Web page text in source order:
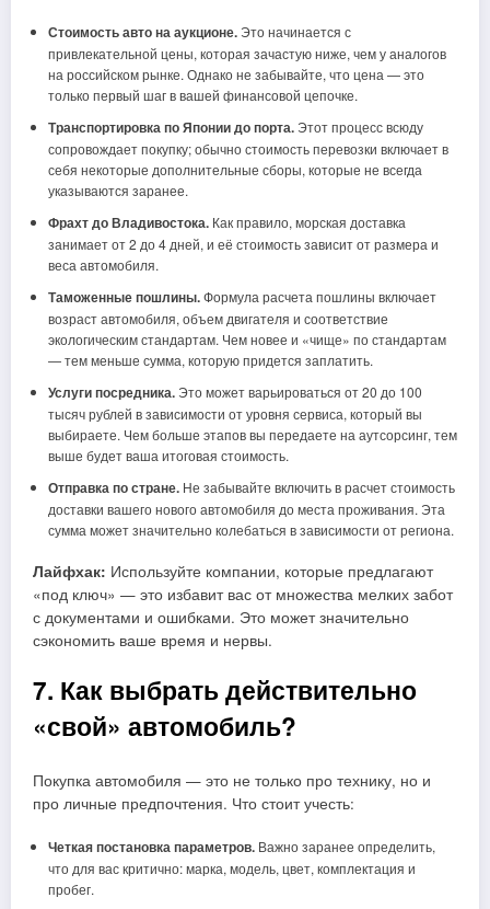
Стоимость авто на аукционе.Это начинается с
привлекательной цены, которая зачастую ниже, чем у аналогов
на российском рынке. Однако не забывайте, что цена — это
только первый шаг в вашей финансовой цепочке.
Транспортировка по Японии до порта.Этот процесс всюду
сопровождает покупку; обычно стоимость перевозки включает в
себя некоторые дополнительные сборы, которые не всегда
указываются заранее.
Фрахт до Владивостока.Как правило, морская доставка
занимает от 2 до 4 дней, и её стоимость зависит от размера и
веса автомобиля.
Таможенные пошлины.Формула расчета пошлины включает
возраст автомобиля, объем двигателя и соответствие
экологическим стандартам. Чем новее и «чище» по стандартам
— тем меньше сумма, которую придется заплатить.
Услуги посредника.Это может варьироваться от 20 до 100
тысяч рублей в зависимости от уровня сервиса, который вы
выбираете. Чем больше этапов вы передаете на аутсорсинг, тем
выше будет ваша итоговая стоимость.
Отправка по стране.Не забывайте включить в расчет стоимость
доставки вашего нового автомобиля до места проживания. Эта
сумма может значительно колебаться в зависимости от региона.
Лайфхак: Используйте компании, которые предлагают
«под ключ» — это избавит вас от множества мелких забот
с документами и ошибками. Это может значительно
сэкономить ваше время и нервы.
7. Как выбрать действительно
«свой» автомобиль?
Покупка автомобиля — это не только про технику, но и
про личные предпочтения. Что стоит учесть:
Четкая постановка параметров.Важно заранее определить,
что для вас критично: марка, модель, цвет, комплектация и
пробег.